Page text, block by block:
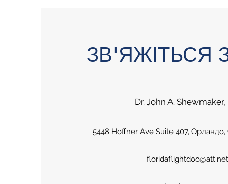
ЗВ'ЯЖІТЬСЯ
Dr. John A. Shewmaker,
5448 Hoffner Ave Suite 407,
floridaflightdoc@att.net